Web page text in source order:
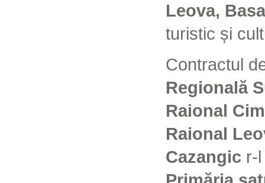
Leova,
turistic și
Contractul
Regională
Raional
Raional
Cazangic r-